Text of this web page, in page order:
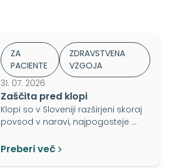
ZA
PACIENTE
ZDRAVSTVENA
VZGOJA
31. 07. 2026
Zaščita pred klopi
Klopi so v Sloveniji razširjeni skoraj
povsod v naravi, najpogosteje …
Preberi več